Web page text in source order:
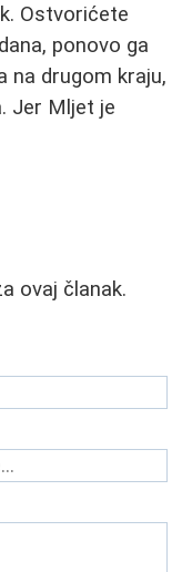
Ostvorićete
ponovo ga
na drugom kraju,
Jer Mljet je
ovaj članak.